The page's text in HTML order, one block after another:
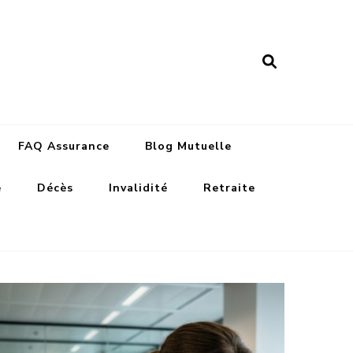
FAQ Assurance Blog Mutuelle
Décès Invalidité Retraite